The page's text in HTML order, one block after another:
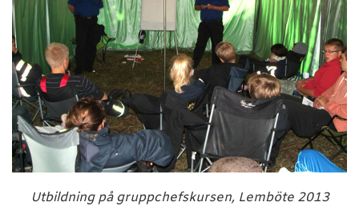
Utbildning på gruppchefskursen, Lemböte 2013